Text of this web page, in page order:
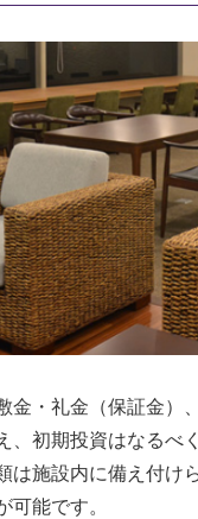
金・礼金（保証金）
、初期投資はなる
は施設内に備え付け
能です。